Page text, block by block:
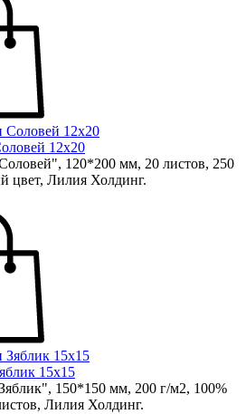
12х20
120*200 мм, 20 листов, 250
цвет, Лилия Холдинг.
15х15
150*150 мм, 200 г/м2, 100%
Лилия Холдинг.